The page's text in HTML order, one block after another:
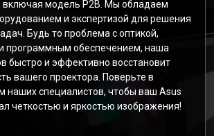
включая модель P2B. Мы обладаем
и экспертизой для решения
Будь то проблема с оптикой,
программным обеспечением, наша
быстро и эффективно восстановит
вашего проектора. Поверьте в
наших специалистов, чтобы ваш Asus
четкостью и яркостью изображения!